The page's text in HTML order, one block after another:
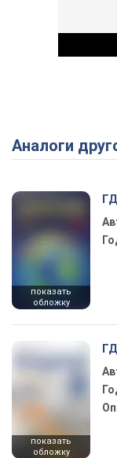
Аналоги
показать
обложку
показать
обложку